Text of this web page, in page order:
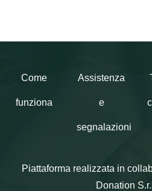
Come
funziona
Assistenza
e
segnalazioni
Piattaforma realizzata in
Donation